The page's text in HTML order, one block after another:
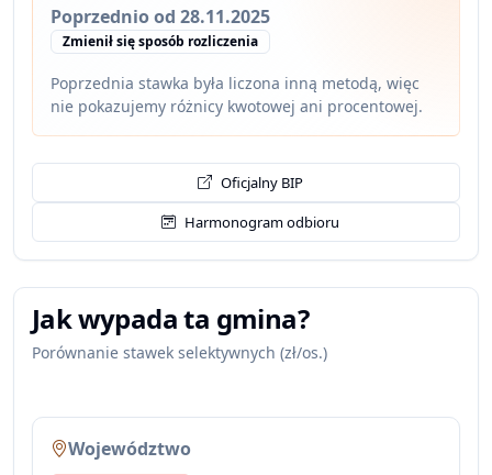
Poprzednio od 28.11.2025
Zmienił się sposób rozliczenia
Poprzednia stawka była liczona inną metodą, więc
nie pokazujemy różnicy kwotowej ani procentowej.
Oficjalny BIP
Harmonogram odbioru
Jak wypada ta gmina?
Porównanie stawek selektywnych (zł/os.)
Województwo